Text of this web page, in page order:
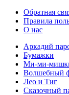
Обратная
Правила
О нас
Аркадий
Бумажки
Ми-ми-
Волшебный
Лео и Тиг
Сказочный